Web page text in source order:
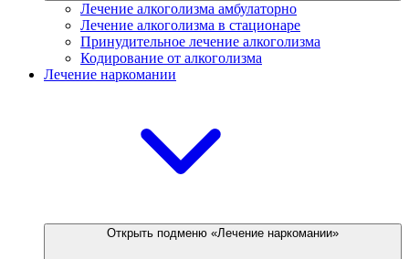
Лечение алкоголизма амбулаторно
Лечение алкоголизма в стационаре
Принудительное лечение алкоголизма
Кодирование от алкоголизма
Лечение наркомании
Открыть подменю «Лечение наркомании»